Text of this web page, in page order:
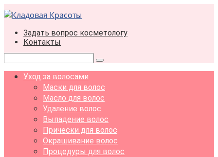
Перейти
к
контентуЗадать вопрос косметологу
Контакты
Поиск:
Уход за волосами
Маски для волос
Масло для волос
Удаление волос
Выпадение волос
Прически для волос
Окрашивание волос
Процедуры для волос